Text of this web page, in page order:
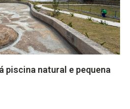
piscina natural e pequena